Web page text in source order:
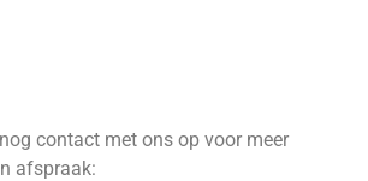
contact met ons op voor meer
afspraak: